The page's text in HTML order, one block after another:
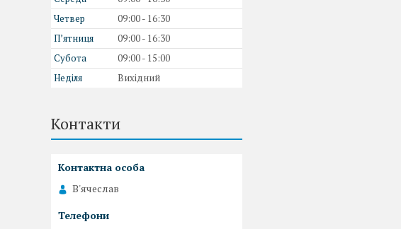
Четвер
09:00
16:30
Пʼятниця
09:00
16:30
Субота
09:00
15:00
Неділя
Вихідний
Контакти
В'ячеслав